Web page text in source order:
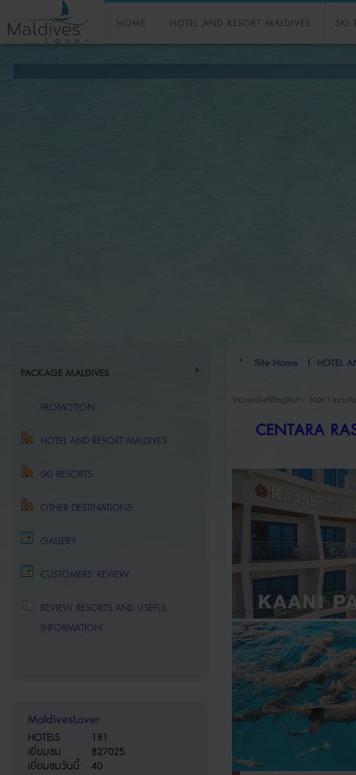
HOME HOTEL AND RESORT MALDIVES SKI
PACKAGE MALDIVES
PROMOTION
HOTEL AND RESORT MALDIVES
SKI RESORTS
OTHER DESTINATIONS
GALLERY
CUSTOMERS' REVIEW
REVIEW RESORTS AND USEFUL
INFORMATION
MaldivesLover
HOTELS
181
เยี่ยมชม
827025
เยี่ยมชมวันนี้
40
Site Home | HOTEL
จำนวนครั้งที่เปิดดูสินค้า : 3329 | ความคิ
CENTARA